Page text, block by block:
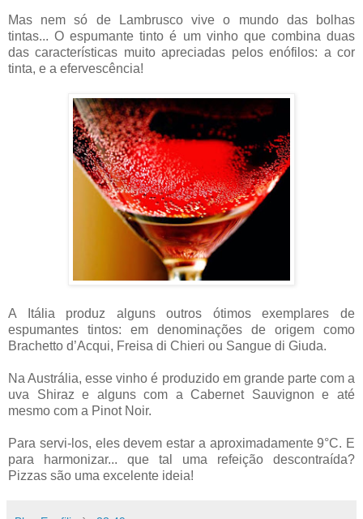
Mas nem só de Lambrusco vive o mundo das bolhas
tintas...O espumante tinto é um vinho que combina duas
das características muito apreciadas pelos enófilos: a cor
tinta, e a efervescência!
A Itália produz alguns outros ótimos exemplares de
espumantes tintos: em denominações de origem como
Brachetto d’Acqui, Freisa di Chieri ou Sangue di Giuda.
Na Austrália, esse vinho é produzido em grande parte com a
uva Shiraz e alguns com a Cabernet Sauvignon e até
mesmo com a Pinot Noir.
Para servi-los, eles devem estar a aproximadamente 9°C. E
para harmonizar... que tal uma refeição descontraída?
Pizzas são uma excelente ideia!